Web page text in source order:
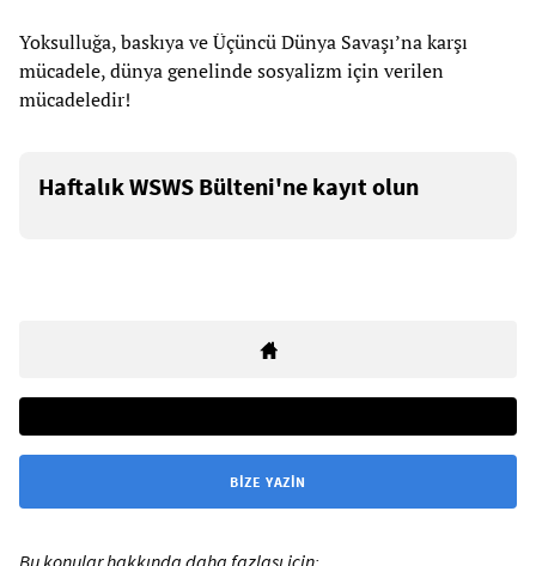
Yoksulluğa, baskıya ve Üçüncü Dünya Savaşı’na karşı
mücadele, dünya genelinde sosyalizm için verilen
mücadeledir!
Haftalık WSWS Bülteni'ne kayıt olun
BIZE YAZIN